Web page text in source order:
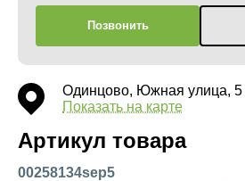
Позвонить
Одинцово, Южная улица, 5
Показать на карте
Артикул товара
00258134sep5